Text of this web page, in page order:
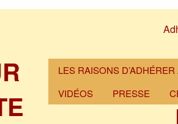
LES RAISONS D’ADHÉRER
VIDÉOS
PRESSE